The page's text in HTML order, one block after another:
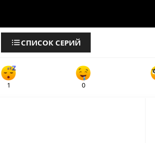
СПИСОК СЕРИЙ
1 0